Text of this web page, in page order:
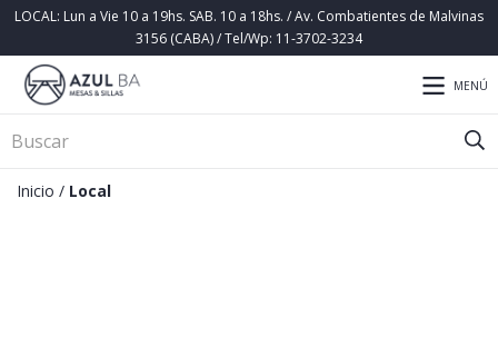
LOCAL: Lun a Vie 10 a 19hs. SAB. 10 a 18hs. / Av. Combatientes de Malvinas
3156 (CABA) / Tel/Wp: 11-3702-3234
MENÚ
Inicio / Local